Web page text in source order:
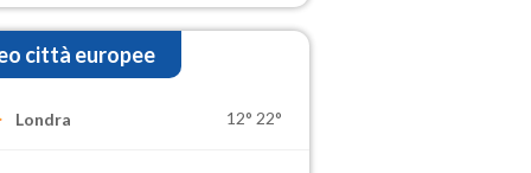
città europee
Londra 12° 22°